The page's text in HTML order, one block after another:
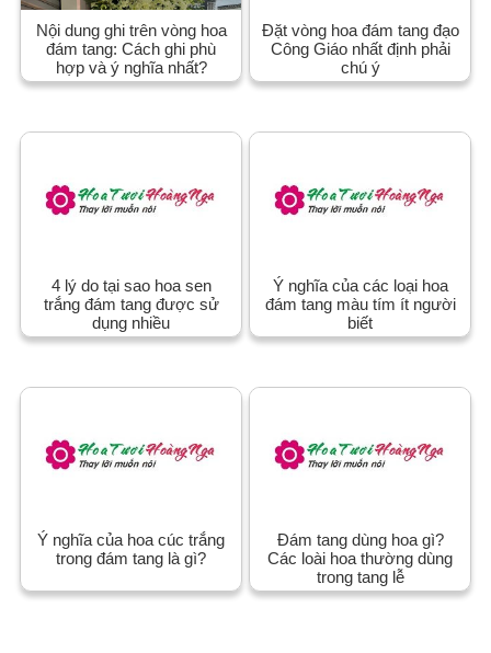
Nội dung ghi trên vòng hoa
đám tang: Cách ghi phù
hợp và ý nghĩa nhất?
Đặt vòng hoa đám tang đạo
Công Giáo nhất định phải
chú ý
4 lý do tại sao hoa sen
trắng đám tang được sử
dụng nhiều
Ý nghĩa của các loại hoa
đám tang màu tím ít người
biết
Ý nghĩa của hoa cúc trắng
trong đám tang là gì?
Đám tang dùng hoa gì?
Các loài hoa thường dùng
trong tang lễ